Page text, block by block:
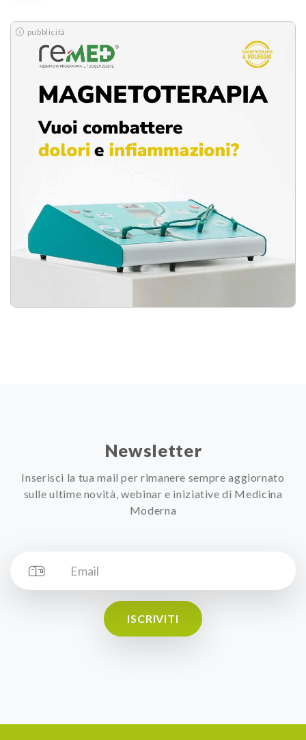
pubblicità
Newsletter
Inserisci la tua mail per rimanere sempre aggiornato
sulle ultime novità, webinar e iniziative di Medicina
Moderna
ISCRIVITI